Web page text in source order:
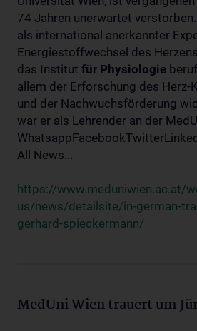
74 Jahren unerwartet
als international anerkannter
Energiestoffwechsel des
das Institut für Physiologie
allem der Erforschung des Herz-
und der Nachwuchsförderung
war er als Lehrender an der
All News...
https://www.meduniwien.ac.at/
us/news/detailsite/in-german-
gerhard-spieckermann/
MedUni Wien trauert um